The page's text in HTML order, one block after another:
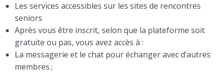
Les services accessibles sur les sites de rencontres
seniors
Après vous être inscrit, selon que la plateforme soit
gratuite ou pas, vous avez accès à :
La messagerie et le chat pour échanger avec d’autres
membres ;